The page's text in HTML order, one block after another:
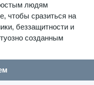
людям
чтобы сразиться на
беззащитности и
созданным